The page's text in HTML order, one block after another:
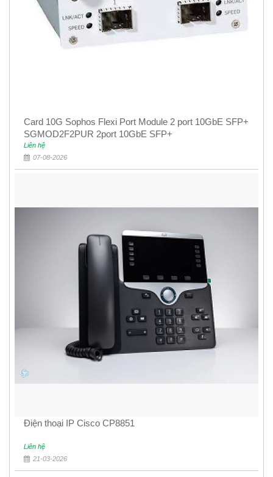
Card 10G Sophos Flexi Port Module 2 port 10GbE SFP+
SGMOD2F2PUR 2port 10GbE SFP+
Liên hệ
07-08-2026
Điện thoại IP Cisco CP8851
Liên hệ
21-03-2026